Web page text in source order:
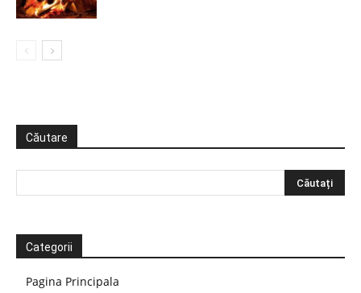
Căutare
Categorii
Pagina Principala